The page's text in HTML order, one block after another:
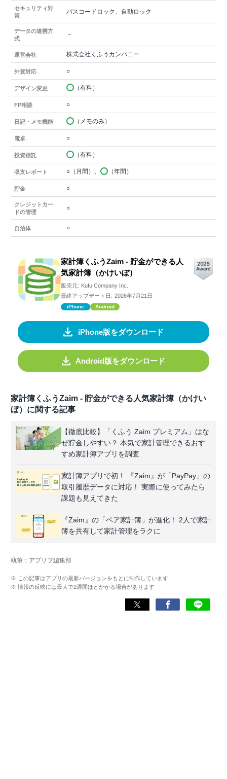
セキュリティ対
策
パスコードロック、自動ロック
データの連携方
式
－
運営会社 株式会社くふうカンパニー
外貨対応 ○
デザイン変更 （有料）
FP相談 ○
日記・メモ機能 （メモのみ）
電卓 ○
投資信託 （有料）
収支レポート ○（月間）、 （年間）
貯金 ○
クレジットカー
ドの管理
○
自治体 ○
家計簿くふうZaim - 貯金ができる人
気家計簿（かけいぼ）
販売元: Kufu Company Inc.
最終アップデート日: 2026年7月21日
iPhone Android
iPhone版をダウンロード
Android版をダウンロード
家計簿くふうZaim - 貯金ができる人気家計簿（かけい
ぼ）に関する記事
【徹底比較】「くふう Zaim プレミアム」はな
ぜ貯金しやすい？ 本気で家計管理できるおす
すめ家計簿アプリを調査
家計簿アプリで初！ 『Zaim』が「PayPay」の
取引履歴データに対応！ 実際に使ってみたら
課題も見えてきた
『Zaim』の「ペア家計簿」が進化！ 2人で家計
簿を共有して家計管理をラクに
執筆：アプリブ編集部
※ この記事はアプリの最新バージョンをもとに制作しています
※ 情報の反映には最大で2週間ほどかかる場合があります